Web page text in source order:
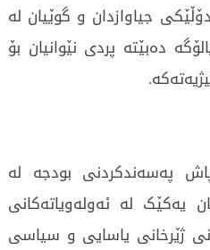
جیاوازدان و گوێیان لە
دەبێتە پردی نێوانیان بۆ
پەسەندکردنی بودجە لە
یەکێک لە ئەولەویاتەکانی
ژێرخانی یاسایی و سیاسی